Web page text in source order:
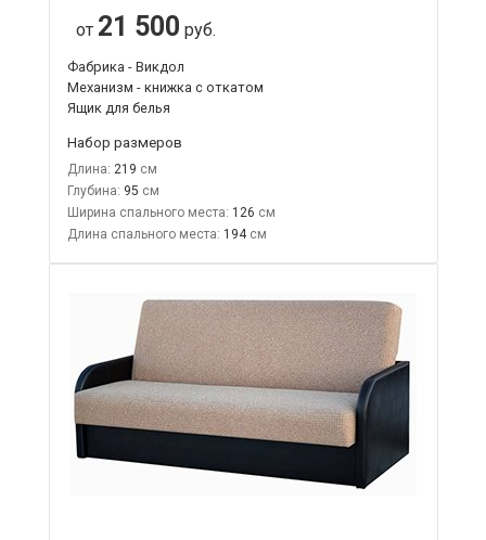
от 21 500 руб.
Фабрика - Викдол
Механизм - книжка с откатом
Ящик для белья
Набор размеров
Длина: 219
Глубина: 95
Ширина спального места: 126
Длина спального места: 194